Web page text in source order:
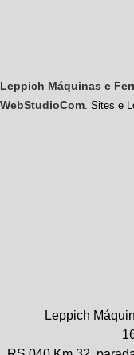
Leppich Máquinas e
WebStudioCom . Sites e
Leppich